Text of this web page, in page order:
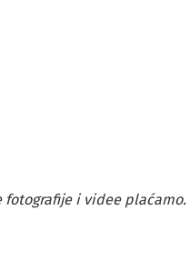
fotografije i videe plaćamo.